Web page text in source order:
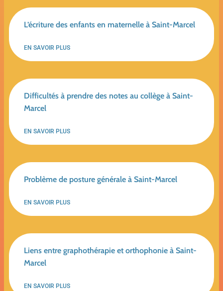
L’écriture des enfants en maternelle à Saint-Marcel
EN SAVOIR PLUS
Difficultés à prendre des notes au collège à Saint-
Marcel
EN SAVOIR PLUS
Problème de posture générale à Saint-Marcel
EN SAVOIR PLUS
Liens entre graphothérapie et orthophonie à Saint-
Marcel
EN SAVOIR PLUS